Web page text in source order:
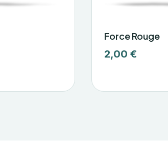
Force Rouge
2,00 €